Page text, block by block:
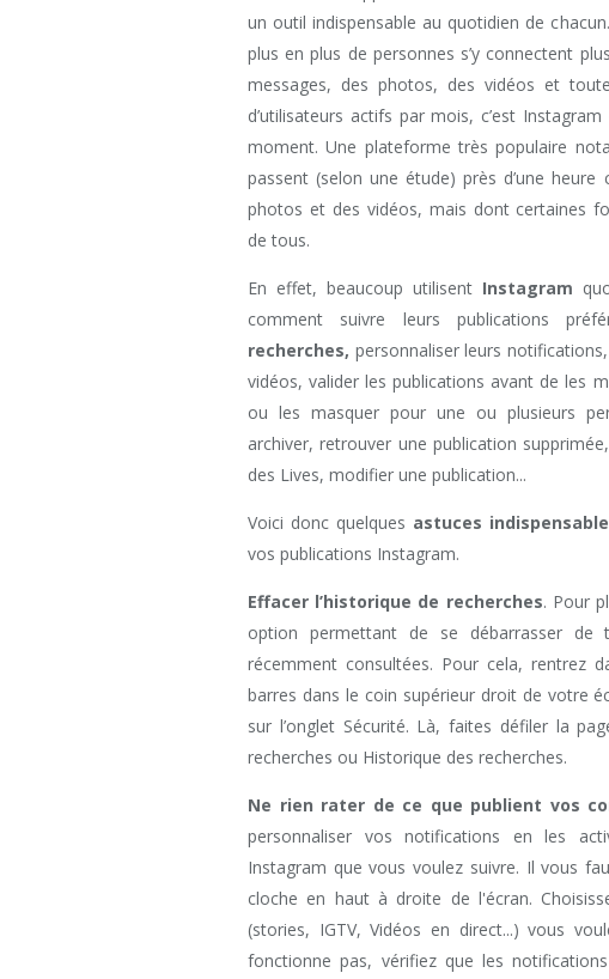
un outil indispensable au quotidien de
plus en plus de personnes s’y connectent
messages, des photos, des vidéos et
d’utilisateurs actifs par mois, c’est
moment. Une plateforme très populaire
passent (selon une étude) près d’une
photos et des vidéos, mais dont certaines
de tous.
En effet, beaucoup utilisent Instagram
comment suivre leurs publications
recherches, personnaliser leurs
vidéos, valider les publications avant de les
ou les masquer pour une ou plusieurs
archiver, retrouver une publication
des Lives, modifier une publication...
Voici donc quelques astuces
vos publications Instagram.
Effacer l’historique de recherches. Pour
option permettant de se débarrasser de
récemment consultées. Pour cela, rentrez
barres dans le coin supérieur droit de votre
sur l’onglet Sécurité. Là, faites défiler la
recherches ou Historique des recherches.
Ne rien rater de ce que publient vos
personnaliser vos notifications en les
Instagram que vous voulez suivre. Il vous
cloche en haut à droite de l'écran.
(stories, IGTV, Vidéos en direct...) vous
fonctionne pas, vérifiez que les